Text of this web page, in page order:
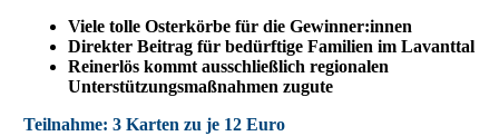
Viele tolle Osterkörbe für die Gewinner:innen
Direkter Beitrag für bedürftige Familien im Lavanttal
Reinerlös kommt ausschließlich regionalen
Unterstützungsmaßnahmen zugute
Teilnahme: 3 Karten zu je 12 Euro